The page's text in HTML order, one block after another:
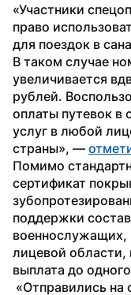
«Участники
право
для поездок в
В таком случае
увеличивается
рублей.
оплаты путевок в
услуг в любой
страны», —
Помимо
сертификат
поддержки
военнослужащих,
лицевой области,
выплата до